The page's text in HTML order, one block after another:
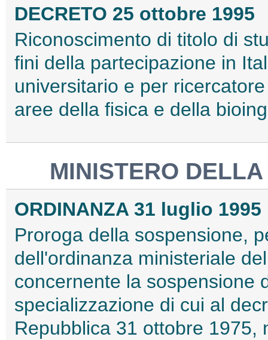
DECRETO 25 ottobre 1995
Riconoscimento di titolo di
fini della partecipazione in
universitario e per
aree della fisica e della
MINISTERO
ORDINANZA 31 luglio 1995
Proroga della sospensione,
dell'ordinanza ministeriale
concernente la sospensione
specializzazione di cui al
Repubblica 31 ottobre 1975,